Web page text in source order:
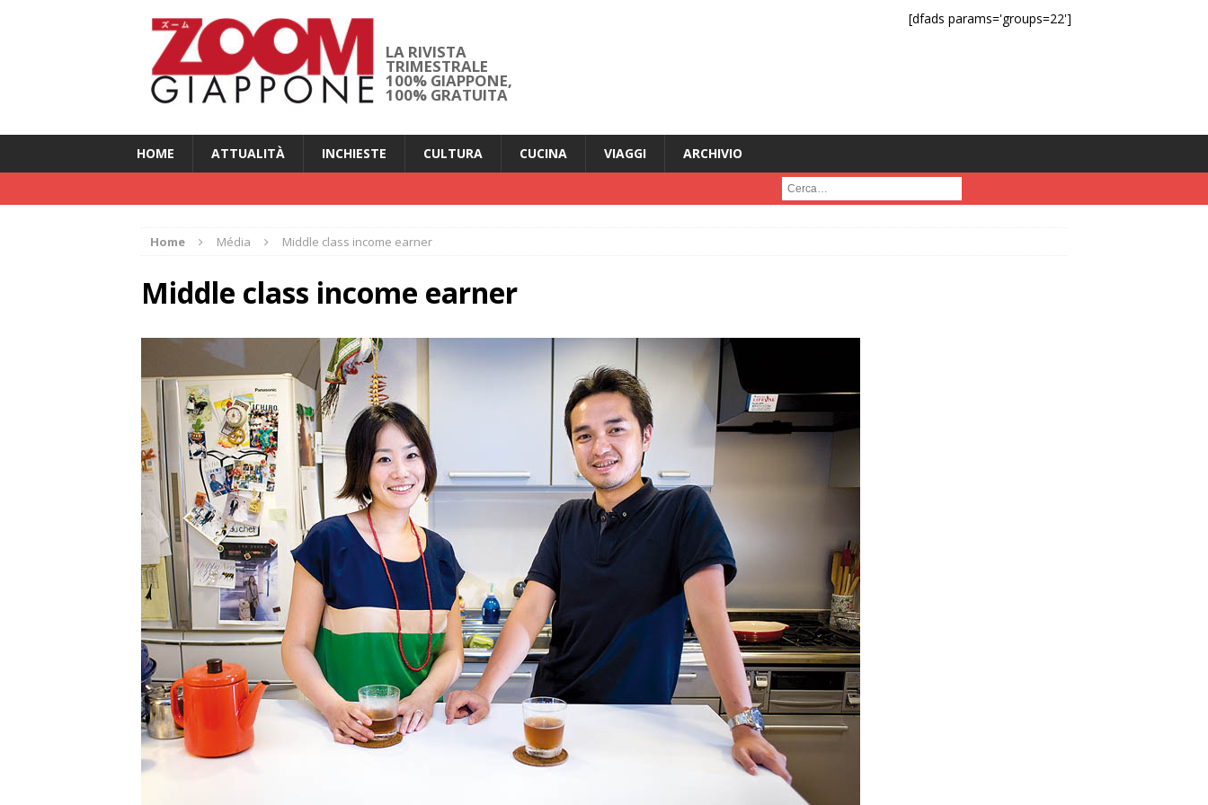
LA RIVISTA
TRIMESTRALE
100% GIAPPONE,
100% GRATUITA
[dfads params='groups=22']
HOME ATTUALITÀ INCHIESTE CULTURA CUCINA VIAGGI
ARCHIVIO
Cerca :
Home Média Middle class income earner
Middle class income earner